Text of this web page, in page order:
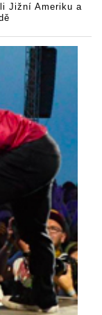
Jižní Ameriku a